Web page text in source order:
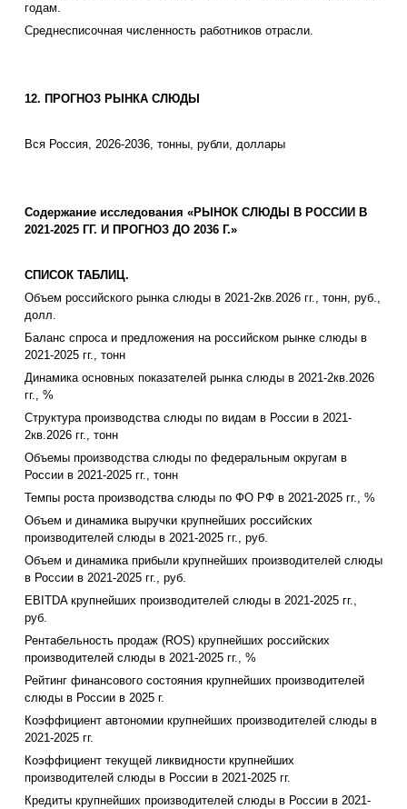
годам.
Среднесписочная численность работников отрасли.
12. ПРОГНОЗ РЫНКА СЛЮДЫ
Вся Россия, 2026-2036, тонны, рубли, доллары
Содержание исследования «РЫНОК СЛЮДЫ В РОССИИ В
2021-2025 ГГ. И ПРОГНОЗ ДО 2036 Г.»
СПИСОК ТАБЛИЦ.
Объем российского рынка слюды в 2021-2кв.2026 гг., тонн, руб.,
долл.
Баланс спроса и предложения на российском рынке слюды в
2021-2025 гг., тонн
Динамика основных показателей рынка слюды в 2021-2кв.2026
гг., %
Структура производства слюды по видам в России в 2021-
2кв.2026 гг., тонн
Объемы производства слюды по федеральным округам в
России в 2021-2025 гг., тонн
Темпы роста производства слюды по ФО РФ в 2021-2025 гг., %
Объем и динамика выручки крупнейших российских
производителей слюды в 2021-2025 гг., руб.
Объем и динамика прибыли крупнейших производителей слюды
в России в 2021-2025 гг., руб.
EBITDA крупнейших производителей слюды в 2021-2025 гг.,
руб.
Рентабельность продаж (ROS) крупнейших российских
производителей слюды в 2021-2025 гг., %
Рейтинг финансового состояния крупнейших производителей
слюды в России в 2025 г.
Коэффициент автономии крупнейших производителей слюды в
2021-2025 гг.
Коэффициент текущей ликвидности крупнейших
производителей слюды в России в 2021-2025 гг.
Кредиты крупнейших производителей слюды в России в 2021-